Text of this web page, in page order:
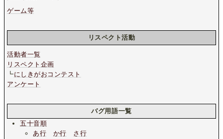
ゲーム等
リスペクト活動
活動者一覧
リスペクト企画
┗にしきがおコンテスト
アンケート
バグ用語一覧
五十音順
あ行
か行
さ行